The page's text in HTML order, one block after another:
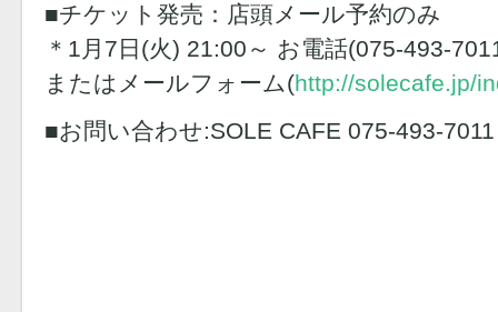
■チケット発売：店頭メール予約のみ
＊1月7日(火) 21:00～ お電話(075-493-
またはメールフォーム(http://solecafe.jp/
■お問い合わせ:SOLE CAFE 075-493-7011